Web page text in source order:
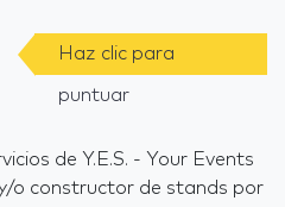
Haz clic para
puntuar
de Y.E.S. - Your Events
o constructor de stands por